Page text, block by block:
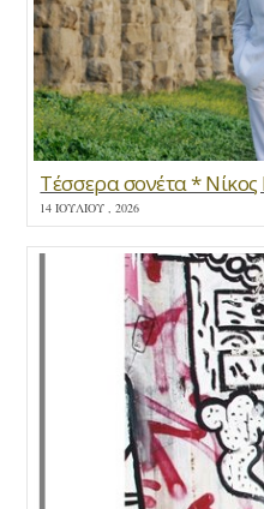
Τέσσερα σονέτα * Νίκος
14 ΙΟΥΛΊΟΥ , 2026